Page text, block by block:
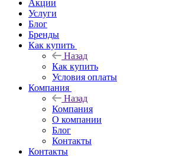
Акции
Услуги
Блог
Бренды
Как купить
Назад
Как купить
Условия оплаты
Компания
Назад
Компания
О компании
Блог
Контакты
Контакты